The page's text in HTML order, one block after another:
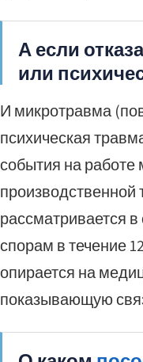
А если
или
И микротравма
психическая
события на работе
производственной
рассматривается
спорам в течение
опирается на
показывающую